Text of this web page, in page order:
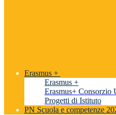
Erasmus +
Erasmus +
Erasmus+ Consorzio
Progetti di Istituto
PN Scuola e competenze